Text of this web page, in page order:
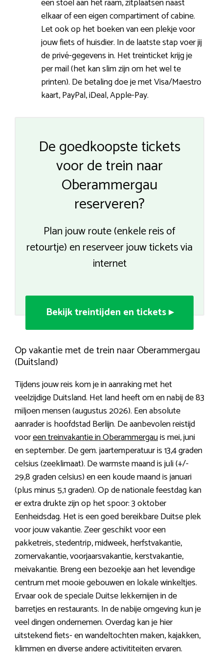
elkaar of een eigen compartiment of cabine.
Let ook op het boeken van een plekje voor
jouw fiets of huisdier. In de laatste stap voer jij
de privé-gegevens in. Het treinticket krijg je
per mail (het kan slim zijn om het wel te
printen). De betaling doe je met Visa/Maestro
kaart, PayPal, iDeal, Apple-Pay.
De goedkoopste tickets
voor de trein naar
Oberammergau
reserveren?
Plan jouw route (enkele reis of
retourtje) en reserveer jouw tickets via
internet
Bekijk treintijden en tickets ▸
Op vakantie met de trein naar Oberammergau
(Duitsland)
Tijdens jouw reis kom je in aanraking met het
veelzijdige Duitsland. Het land heeft om en nabij de 83
miljoen mensen (augustus 2026). Een absolute
aanrader is hoofdstad Berlijn. De aanbevolen reistijd
vooreen treinvakantie in Oberammergauis mei, juni
en september. De gem. jaartemperatuur is 13,4 graden
celsius (zeeklimaat). De warmste maand is juli (+/-
29,8 graden celsius) en een koude maand is januari
(plus minus 5,1 graden). Op de nationale feestdag kan
er extra drukte zijn op het spoor: 3 oktober
Eenheidsdag. Het is een goed bereikbare Duitse plek
voor jouw vakantie. Zeer geschikt voor een
pakketreis, stedentrip, midweek, herfstvakantie,
zomervakantie, voorjaarsvakantie, kerstvakantie,
meivakantie. Breng een bezoekje aan het levendige
centrum met mooie gebouwen en lokale winkeltjes.
Ervaar ook de speciale Duitse lekkernijen in de
barretjes en restaurants. In de nabije omgeving kun je
veel dingen ondernemen. Overdag kan je hier
uitstekend fiets- en wandeltochten maken, kajakken,
klimmen en diverse andere activititeiten ervaren.